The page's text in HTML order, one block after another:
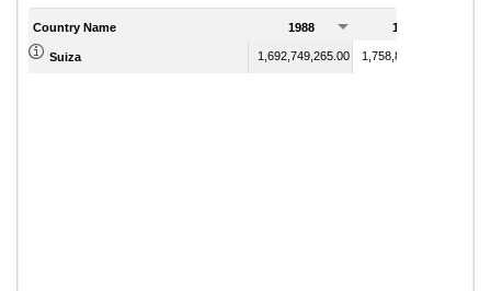
Country Name 1988 1989
Suiza 1,692,749,265.00 1,758,821,461.00